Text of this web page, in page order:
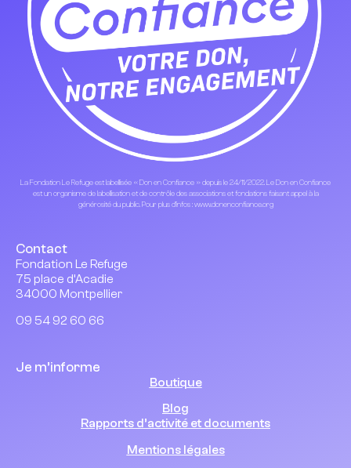
La Fondation Le Refuge est labellisée « Don en Confiance » depuis le 24/11/2022. Le Don en Confiance
est un organisme de labellisation et de contrôle des associations et fondations faisant appel à la
générosité du public. Pour plus d’infos : www.donenconfiance.org
Contact
Fondation Le Refuge
75 place d’Acadie
34000 Montpellier
09 54 92 60 66
Je m’informe
Boutique
Blog
Rapports d’activité et documents
Mentions légales